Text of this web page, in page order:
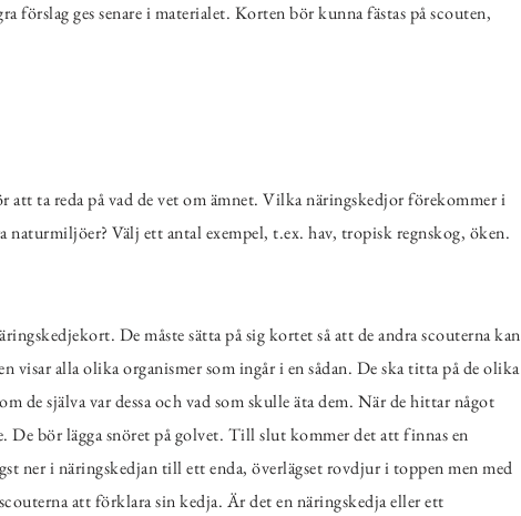
ges senare i materialet. Korten bör kunna fästas på scouten,
ta reda på vad de vet om ämnet. Vilka näringskedjor förekommer i
Välj ett antal exempel, t.ex. hav, tropisk regnskog, öken.
De måste sätta på sig kortet så att de andra scouterna kan
visar alla olika organismer som ingår i en sådan. De ska titta på de olika
de själva var dessa och vad som skulle äta dem. När de hittar något
De bör lägga snöret på golvet. Till slut kommer det att finnas en
ner i näringskedjan till ett enda, överlägset rovdjur i toppen men med
att förklara sin kedja. Är det en näringskedja eller ett